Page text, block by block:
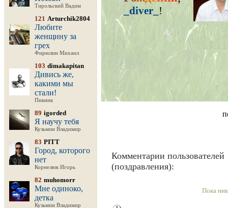
Тирольский Вадим
121 Arturchik2804
Любите
женщину за
грех
Фирюлин Михаил
103 dimakapitan
Дивись же,
какими мы
стали!
Пикник
89 igorded
Я научу тебя
Кузьмин Владимир
83 PITT
Город, которого
нет
Корнелюк Игорь
82 muhomorr
Мне одиноко,
детка
Кузьмин Владимир
_diver_ !
Комментарии пользователей
(поздравления):
Пока